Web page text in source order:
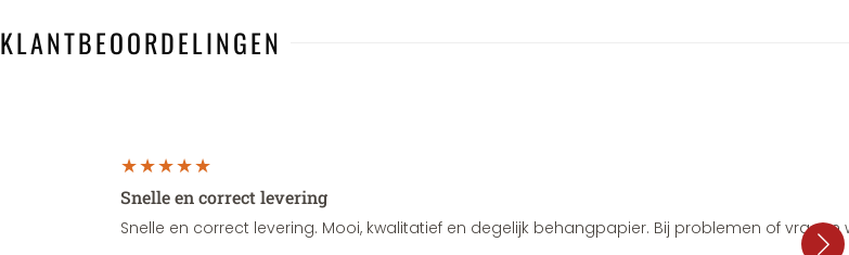
KLANTBEOORDELINGEN
Snelle en correct levering
Snelle en correct levering. Mooi, kwalitatief en degelijk behangpapier. Bij problemen of